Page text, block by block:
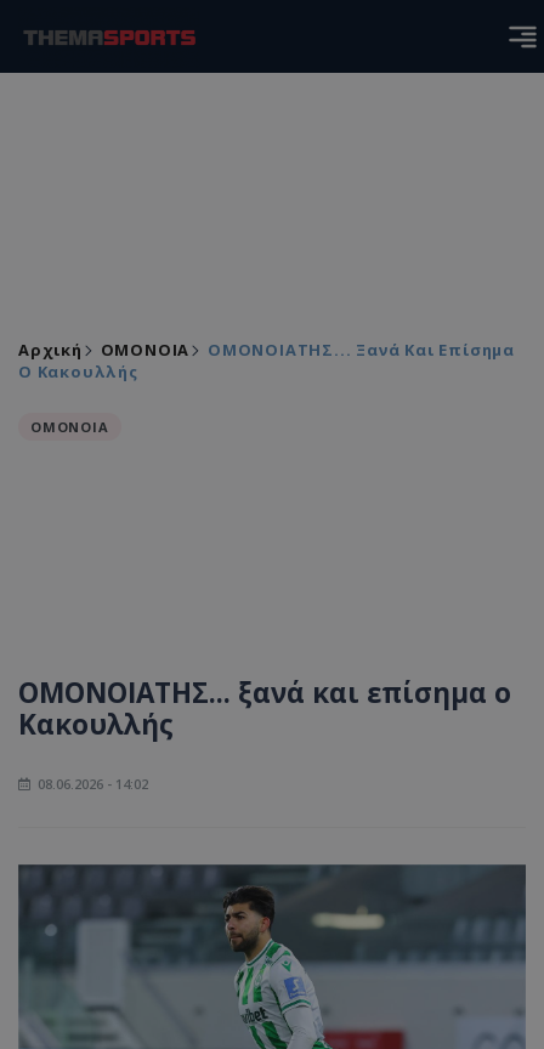
Αρχική ΟΜΟΝΟΙΑ
ΟΜΟΝΟΙΑΤΗΣ... Ξανά Και Επίσημα
Ο Κακουλλής
ΟΜΟΝΟΙΑ
ΟΜΟΝΟΙΑΤΗΣ... ξανά και επίσημα ο
Κακουλλής
08.06.2026 - 14:02